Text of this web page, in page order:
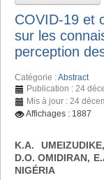
COVID-19 et
sur les
perception
Catégorie :Abstract
Publication : 24
Mis à jour : 24
Affichages : 1887
K.A.
D.O. OMIDIRAN,
NIGÉRIA